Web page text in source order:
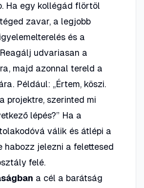
Ha egy kollégád flörtöl
zavar, a legjobb
és a
udvariasan a
majd azonnal tereld a
Például: „Értem, köszi.
projektre, szerinted mi
lépés?” Ha a
válik és átlépi a
habozz jelezni a felettesed
felé.
a cél a barátság